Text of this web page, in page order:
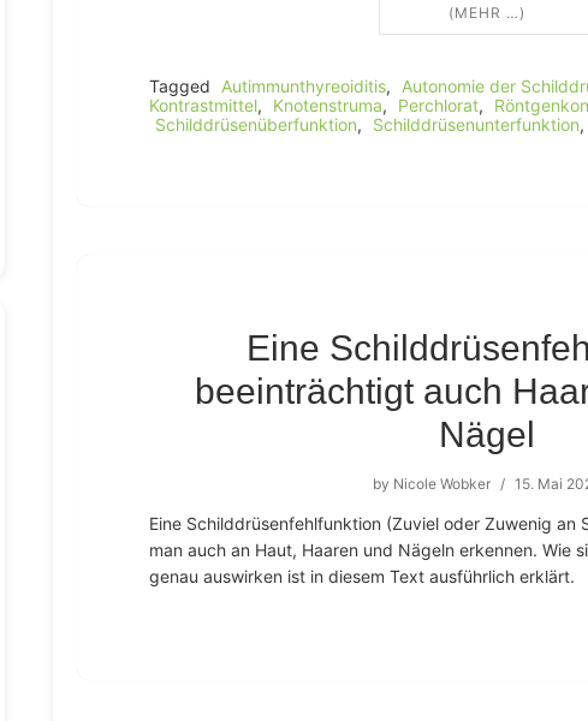
(MEHR …)
Tagged Autimmunthyreoiditis, Autonomie der
Kontrastmittel, Knotenstruma, Perchlorat,
Schilddrüsenüberfunktion, Schilddrüsenunterfunktion,
Eine
beeinträchtigt auch
Nägel
by Nicole Wobker / 15. Mai
Eine Schilddrüsenfehlfunktion (Zuviel oder Zuwenig an
man auch an Haut, Haaren und Nägeln erkennen. Wie
genau auswirken ist in diesem Text ausführlich erklärt.